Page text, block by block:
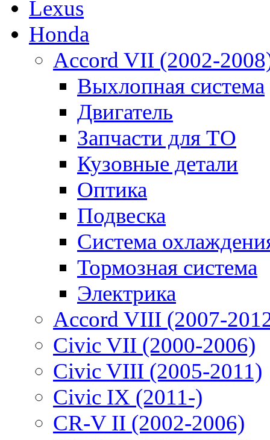
Lexus
Honda
Accord VII (2002-
Выхлопная система
Двигатель
Запчасти для ТО
Кузовные детали
Оптика
Подвеска
Система
Тормозная система
Электрика
Accord VIII (2007-
Civic VII (2000-2006)
Civic VIII (2005-2011)
Civic IX (2011-)
CR-V II (2002-2006)